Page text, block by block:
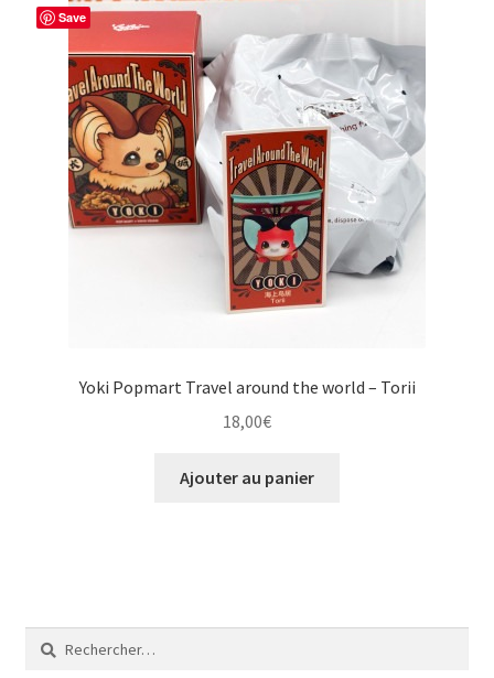
Save
Yoki Popmart Travel around the world – Torii
18,00€
Ajouter au panier
Rechercher :